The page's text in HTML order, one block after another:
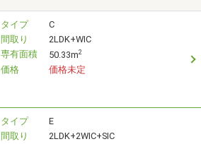
タイプ
C
間取り
2LDK+WIC
専有面積
50.33m2
価格 価格未定
タイプ
E
間取り
2LDK+2WIC+SIC